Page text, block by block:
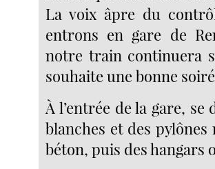
La voix âpre du
entrons en gare de
notre train continuera
souhaite une bonne
À l’entrée de la gare,
blanches et des
béton, puis des hangars